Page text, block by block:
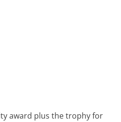
award plus the trophy for